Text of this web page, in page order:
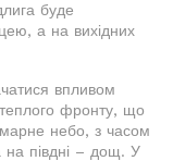
буде
а на вихідних
впливом
фронту, що
небо, з часом
на півдні – дощ. У